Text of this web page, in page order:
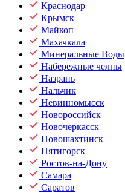
Краснодар
Крымск
Майкоп
Махачкала
Минеральные Воды
Набережные челны
Назрань
Нальчик
Невинномысск
Новороссийск
Новочеркасск
Новошахтинск
Пятигорск
Ростов-на-Дону
Самара
Саратов